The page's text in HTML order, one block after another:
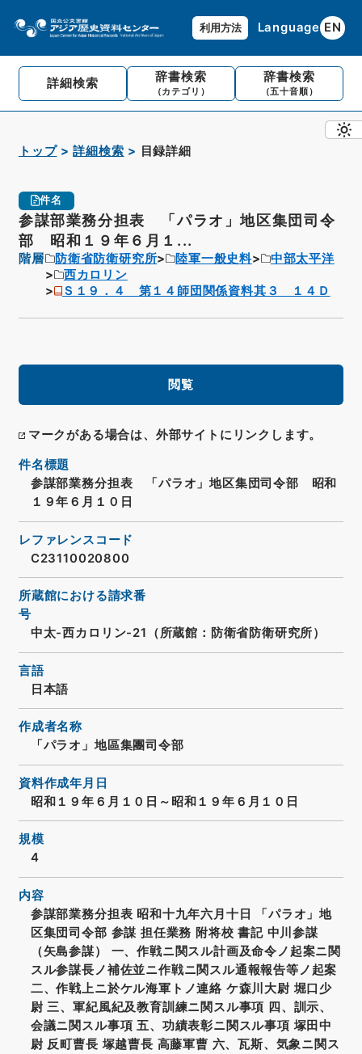
利用方法 Language EN
詳細検索 辞書検索
（カテゴリ）
辞書検索
（五十音順）
トップ 詳細検索 目録詳細
件名
参謀部業務分担表 「パラオ」地区集団司令
部 昭和１９年６月１...
階層 防衛省防衛研究所 陸軍一般史料
中部太平洋
西カロリン
Ｓ１９．４ 第１４師団関係資料其３ １４Ｄ
閲覧
マークがある場合は、外部サイトにリンクします。
件名標題
参謀部業務分担表 「パラオ」地区集団司令部 昭和
１９年６月１０日
レファレンスコード
C23110020800
所蔵館における請求番
号
中太-西カロリン-21（所蔵館：防衛省防衛研究所）
言語
日本語
作成者名称
「パラオ」地區集團司令部
資料作成年月日
昭和１９年６月１０日～昭和１９年６月１０日
規模
4
内容
参謀部業務分担表 昭和十九年六月十日 「パラオ」地
区集団司令部 参謀 担任業務 附将校 書記 中川参謀
（矢島参謀） 一、作戦ニ関スル計画及命令ノ起案ニ関
スル参謀長ノ補佐並ニ作戦ニ関スル通報報告等ノ起案
二、作戦上ニ於ケル海軍トノ連絡 ケ森川大尉 堀口少
尉 三、軍紀風紀及教育訓練ニ関スル事項 四、訓示、
会議ニ関スル事項 五、功績表彰ニ関スル事項 塚田中
尉 反町曹長 塚越曹長 高藤軍曹 六、瓦斯、気象ニ関ス